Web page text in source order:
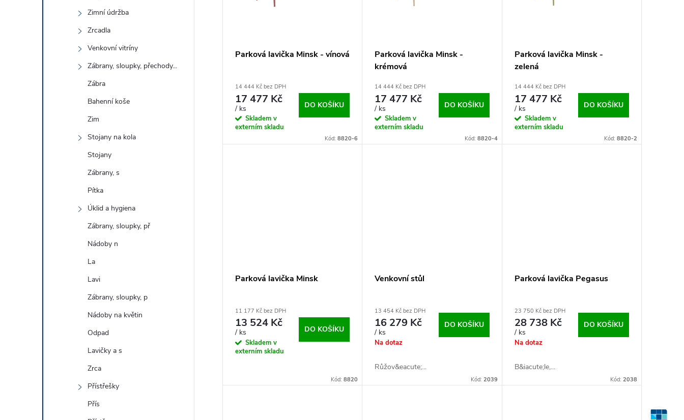
Zimní údržba
Zrcadla
Venkovní vitríny
Zábrany, sloupky, přechody...
Zábra
Bahenní koše
Zim
Stojany na kola
Stojany
Zábrany, s
Pítka
Úklid a hygiena
Zábrany, sloupky, př
Nádoby n
La
Lavi
Zábrany, sloupky, p
Nádoby na květin
Odpad
Lavičky a s
Zrca
Přístřešky
Přís
k
Parková lavička Minsk - vínová
14 444 Kč bez DPH
17 477 Kč
/ ks
Skladem v
externím skladu
DO KOŠÍKU
Kód:8820-6
Parková lavička Minsk -
krémová
14 444 Kč bez DPH
17 477 Kč
/ ks
Skladem v
externím skladu
DO KOŠÍKU
Kód: 8820-4
Parková lavička Minsk -
zelená
14 444 Kč bez DPH
17 477 Kč
/ ks
Skladem v
externím skladu
DO KOŠÍKU
Kód: 8820-2
Parková lavička Minsk
11 177 Kč bez DPH
13 524 Kč
/ ks
Skladem v
externím skladu
DO KOŠÍKU
Kód:8820
Venkovní stůl
13 454 Kč bez DPH
16 279 Kč
/ ks
Na dotaz
DO KOŠÍKU
Růžov&eacute;...
Kód: 2039
Parková lavička Pegasus
23 750 Kč bez DPH
28 738 Kč
/ ks
Na dotaz
DO KOŠÍKU
B&iacute;le,...
Kód: 2038